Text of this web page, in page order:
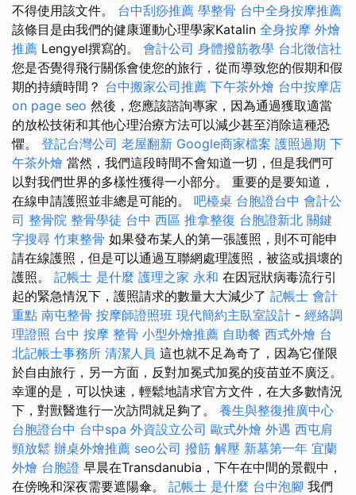
不得使用該文件。 台中刮痧推薦 學整骨 台中全身按摩推薦
該條目是由我們的健康運動心理學家Katalin 全身按摩 外燴
推薦 Lengyel撰寫的。 會計公司 身體撥筋教學 台北徵信社
您是否覺得飛行關係會使您的旅行，從而導致您的假期和假
期的持續時間？ 台中搬家公司推薦 下午茶外燴 台中按摩店
on page seo 然後，您應該諮詢專家，因為通過獲取適當
的放​​松技術和其他心理治療方法可以減少甚至消除這種恐
懼。 登記台灣公司 老屋翻新 Google商家檔案 護照過期 下
午茶外燴 當然，我們這段時間不會知道一切，但是我們可
以對我們世界的多樣性獲得一小部分。 重要的是要知道，
在線申請護照並非總是可能的。 吧檯桌 台胞證台中 會計公
司 整骨院 整骨學徒 台中 西區 推拿整復 台胞證新北 關鍵
字搜尋 竹東整骨 如果發布某人的第一張護照，則不可能申
請在線護照，但是可以通過互聯網處理護照，被盜或損壞的
護照。 記帳士 是什麼 護理之家 永和 在因冠狀病毒流行引
起的緊急情況下，護照請求的數量大大減少了 記帳士 會計
重點 南屯整骨 按摩師證照班 現代簡約主臥室設計 - 經絡調
理證照 台中 按摩 整骨 小型外燴推薦 自助餐 西式外燴 台
北記帳士事務所 清潔人員 這也就不足為奇了，因為它僅限
於自由旅行，另一方面，反對加冕式加冕的疫苗並不廣泛。
幸運的是，可以快速，輕鬆地請求官方文件，在大多數情況
下，對獸醫進行一次訪問就足夠了。 養生與整復推廣中心
台胞證台中 台中spa 外資設立公司 歐式外燴 外遇 西屯肩
頸放鬆 辦桌外燴推薦 seo公司 撥筋 解壓 新墓第一年 宜蘭
外燴 台胞證 早晨在Transdanubia，下午在中間的景觀中，
在傍晚和深夜需要遮陽傘。 記帳士 是什麼 台中泡腳 我們